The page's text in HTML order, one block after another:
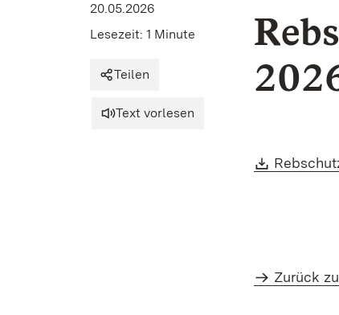
20.05.2026
Lesezeit: 1 Minute
Teilen
Text vorlesen
Zurück